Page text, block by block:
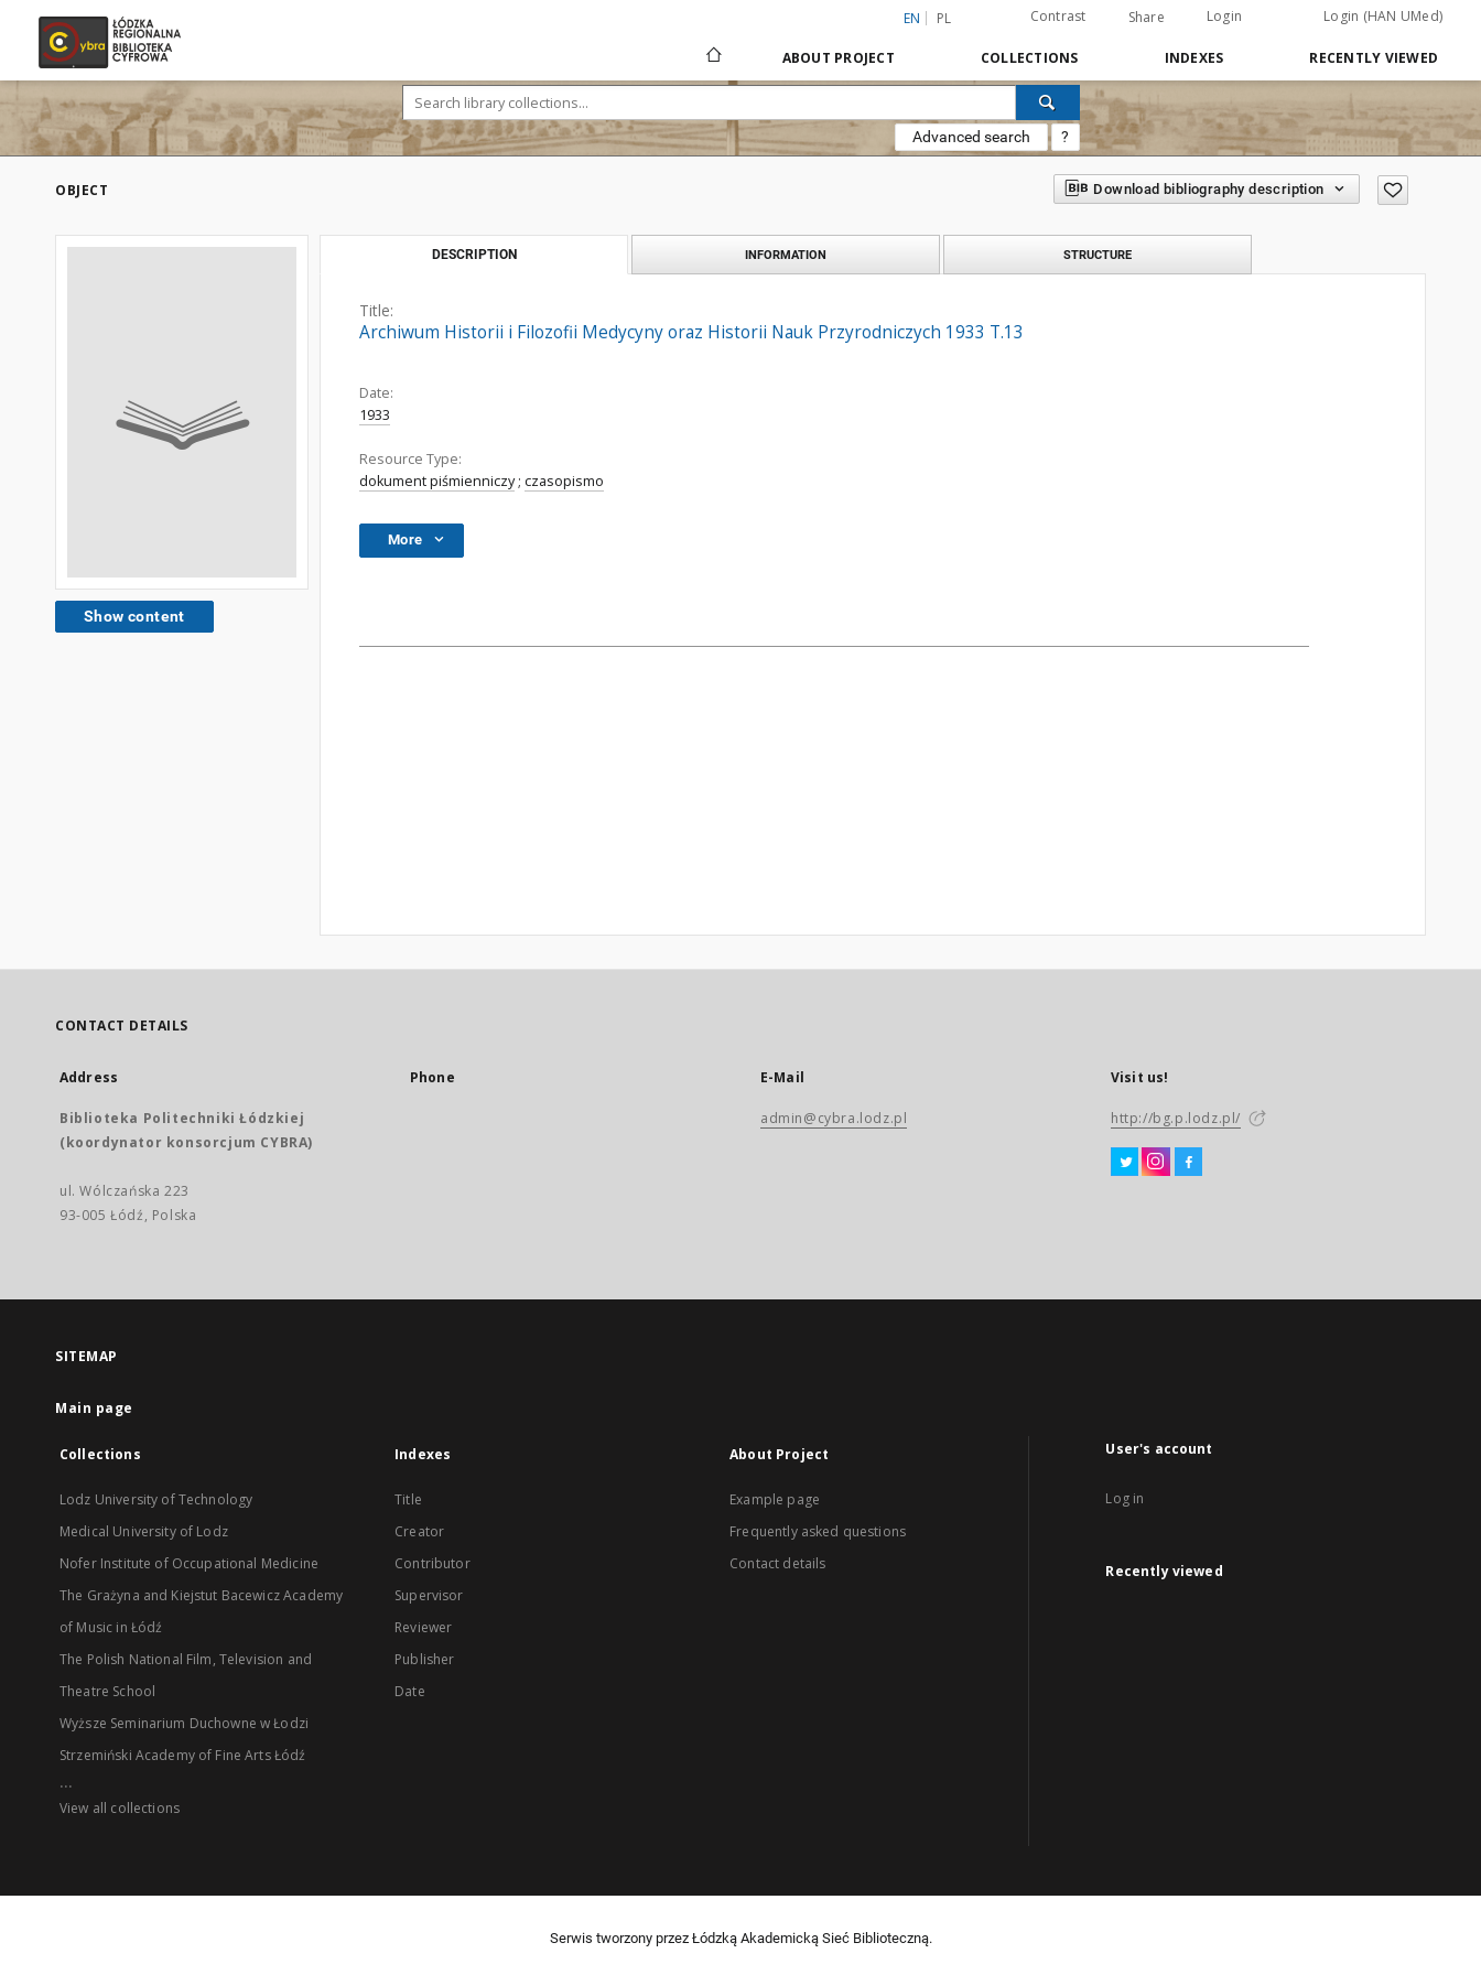
EN PL Contrast Share Login Login (HAN UMed)
ABOUT PROJECT COLLECTIONS INDEXES RECENTLY VIEWED
Advanced search ?
OBJECT Download bibliography description
Show content
DESCRIPTION INFORMATION STRUCTURE
Title:
Archiwum Historii i Filozofii Medycyny oraz Historii Nauk Przyrodniczych 1933 T.13
Date:
1933
Resource Type:
dokument piśmienniczy; czasopismo
More
CONTACT DETAILS
Address
Biblioteka Politechniki Łódzkiej
(koordynator konsorcjum CYBRA)
ul. Wólczańska 223
93-005 Łódź, Polska
Phone E-Mail
admin@cybra.lodz.pl
Visit us!
http://bg.p.lodz.pl/
SITEMAP
Main page
Collections
Lodz University of Technology
Medical University of Lodz
Nofer Institute of Occupational Medicine
The Grażyna and Kiejstut Bacewicz Academy
of Music in Łódź
The Polish National Film, Television and
Theatre School
Wyższe Seminarium Duchowne w Łodzi
Strzemiński Academy of Fine Arts Łódź
...
View all collections
Indexes
Title
Creator
Contributor
Supervisor
Reviewer
Publisher
Date
About Project
Example page
Frequently asked questions
Contact details
User's account
Log in
Recently viewed
Serwis tworzony przez Łódzką Akademicką Sieć Biblioteczną.